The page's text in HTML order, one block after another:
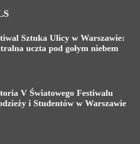
Sztuka Ulicy w Warszawie:
uczta pod gołym niebem
V Światowego Festiwalu
i Studentów w Warszawie